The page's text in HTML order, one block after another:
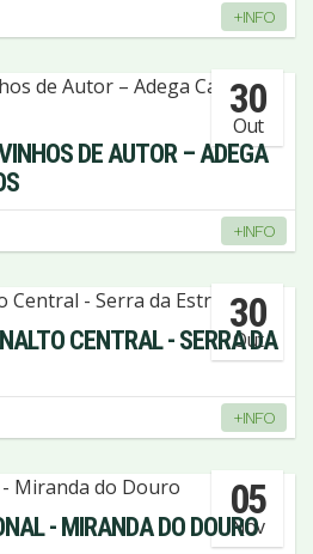
+INFO
30
Out
DE AUTOR – ADEGA
+INFO
30
Out
CENTRAL - SERRA DA
+INFO
05
Nov
- MIRANDA DO DOURO